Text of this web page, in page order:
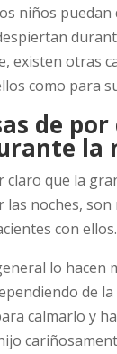
niños
existen otras
como para
de
la
claro que la
noches,
con ellos.
lo hacen
de
calmarlo y